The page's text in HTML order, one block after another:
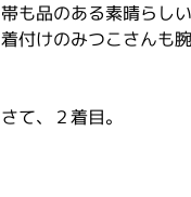
帯も品のある素晴らし
着付けのみつこさんも
さて、２着目。